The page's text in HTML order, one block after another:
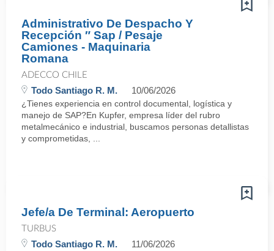
Administrativo De Despacho Y
Recepción ″ Sap / Pesaje
Camiones - Maquinaria
Romana
ADECCO CHILE
Todo Santiago R. M. 10/06/2026
¿Tienes experiencia en control documental, logística y
manejo de SAP?En Kupfer, empresa líder del rubro
metalmecánico e industrial, buscamos personas detallistas
y comprometidas, ...
Jefe/a De Terminal: Aeropuerto
TURBUS
Todo Santiago R. M. 11/06/2026